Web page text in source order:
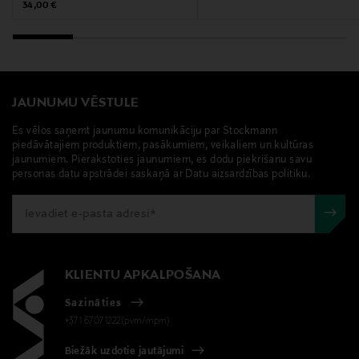
Original Price
34,00 €
JAUNUMU VĒSTULE
Es vēlos saņemt jaunumu komunikāciju par Stockmann
piedāvātajiem produktiem, pasākumiem, veikaliem un kultūras
jaunumiem. Pierakstoties jaunumiem, es dodu piekrišanu savu
personas datu apstrādei saskaņā ar Datu aizsardzības politiku.
KLIENTU APKALPOŠANA
Sazināties
+371 67071222(pvm/mpm)
Biežāk uzdotie jautājumi